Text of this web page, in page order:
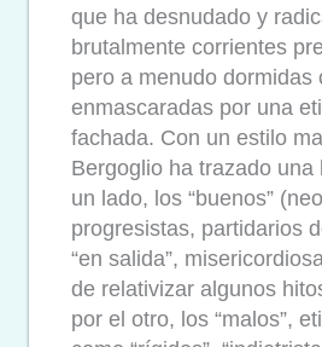
que ha desnudado y
brutalmente corrientes
pero a menudo dormidas
enmascaradas por una
fachada. Con un estilo
Bergoglio ha trazado
un lado, los “buenos”
progresistas, partidarios
“en salida”,
de relativizar algunos
por el otro, los “malos”,